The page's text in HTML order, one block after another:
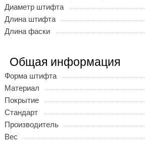
Диаметр штифта
Длина штифта
Длина фаски
Общая информация
Форма штифта
Материал
Покрытие
Стандарт
Производитель
Вес